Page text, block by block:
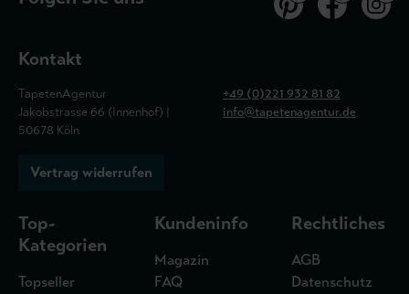
Kontakt
TapetenAgentur
Jakobstrasse 66 (Innenhof) |
50678 Köln
+49 (0)221 932 81 82
info@tapetenagentur.de
Vertrag widerrufen
Top-
Kategorien
Topseller
Kundeninfo
Magazin
FAQ
Rechtliches
AGB
Datenschutz